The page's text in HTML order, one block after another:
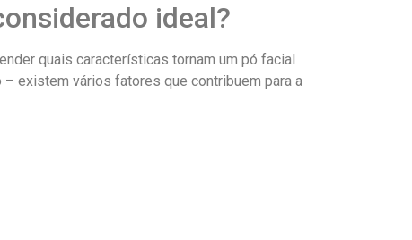
ideal?
quais características tornam um pó facial
existem vários fatores que contribuem para a